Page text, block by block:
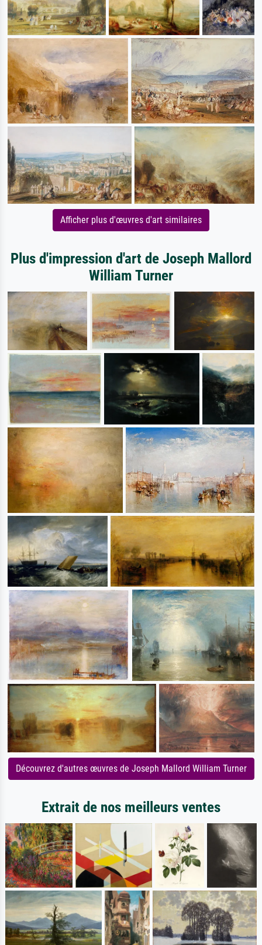
Afficher plus d'œuvres d'art similaires
Plus d'impression d'art de Joseph Mallord
William Turner
Découvrez d'autres œuvres de Joseph Mallord William Turner
Extrait de nos meilleurs ventes